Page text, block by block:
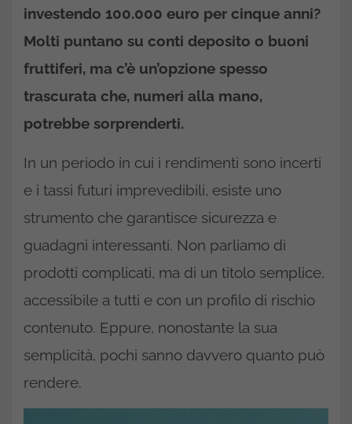
investendo 100.000 euro per cinque anni?
Molti puntano su conti deposito o buoni
fruttiferi, ma c’è un’opzione spesso
trascurata che, numeri alla mano,
potrebbe sorprenderti.
In un periodo in cui i rendimenti sono incerti
e i tassi futuri imprevedibili, esiste uno
strumento che garantisce sicurezza e
guadagni interessanti. Non parliamo di
prodotti complicati, ma di un titolo semplice,
accessibile a tutti e con un profilo di rischio
contenuto. Eppure, nonostante la sua
semplicità, pochi sanno davvero quanto può
rendere.